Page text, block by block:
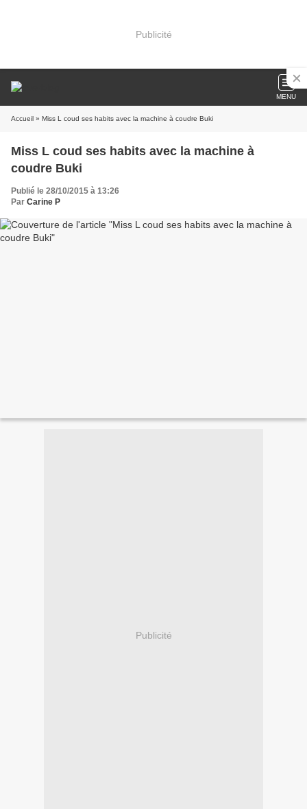
Publicité
MENU
Accueil » Miss L coud ses habits avec la machine à coudre Buki
Miss L coud ses habits avec la machine à
coudre Buki
Publié le 28/10/2015 à 13:26
Par Carine P
Publicité